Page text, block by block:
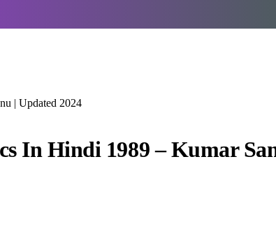
| Updated 2024
In Hindi 1989 – Kumar